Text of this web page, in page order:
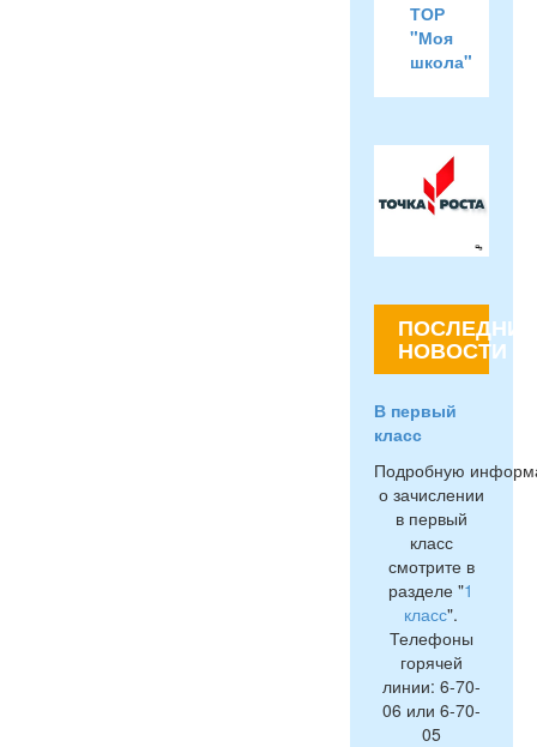
ТОР
"Моя
школа"
ПОСЛЕДНИЕ
НОВОСТИ
В первый
класс
Подробную
о зачислении
в первый
класс
смотрите в
разделе "1
класс".
Телефоны
горячей
линии: 6-70-
06 или 6-70-
05